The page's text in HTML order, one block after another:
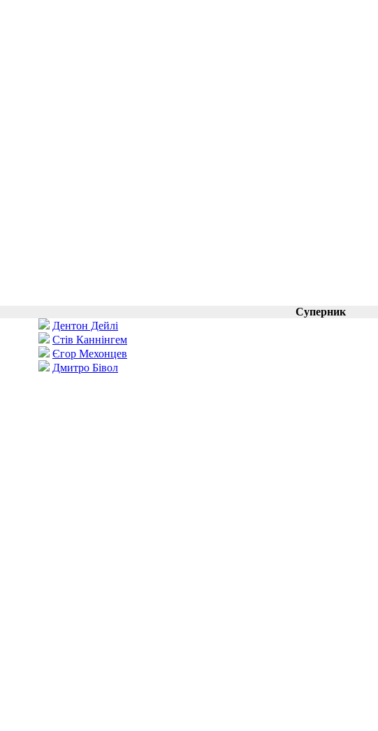
Суперник
Дентон Дейлі
Стів Каннінгем
Єгор Мехонцев
Дмитро Бівол